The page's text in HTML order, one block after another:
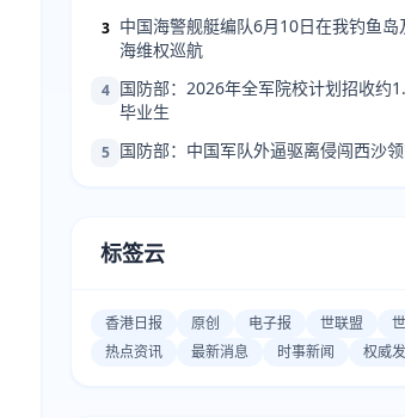
3 中国海警舰艇编队6月10日在我钓鱼
海维权巡航
4 国防部：2026年全军院校计划招收约
毕业生
5 国防部：中国军队外逼驱离侵闯西沙
标签云
香港日报 原创 电子报 世联盟
热点资讯
最新消息 时事新闻 权威